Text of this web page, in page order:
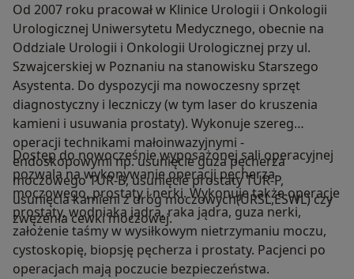
Od 2007 roku pracował w Klinice Urologii i Onkologii
Urologicznej Uniwersytetu Medycznego, obecnie na
Oddziale Urologii i Onkologii Urologicznej przy ul.
Szwajcerskiej w Poznaniu na stanowisku Starszego
Asystenta. Do dyspozycji ma nowoczesny sprzęt
diagnostyczny i leczniczy (w tym laser do kruszenia
kamieni i usuwania prostaty). Wykonuje szereg
operacji technikami małoinwazyjnymi -
endoskopowymi np. usunięcie guza pęcherza
moczowego TUR-B, usunięcie prostaty TUR-P,
usunięcia kamieni z dróg moczowych(URSL,ESWL) czy
zwężenia cewki moczowej.
Dostęp do nowocześnie wyposażonej sali operacyjnej
pozwala na wykonywanie operacji pęcherza
moczowego, prostaty i nerki. Wykonuje także operacje
prostaty, wodniaka jądra, raka jądra, guza nerki,
założenie taśmy w wysiłkowym nietrzymaniu moczu,
cystoskopię, biopsję pęcherza i prostaty. Pacjenci po
operacjach mają poczucie bezpieczeństwa.